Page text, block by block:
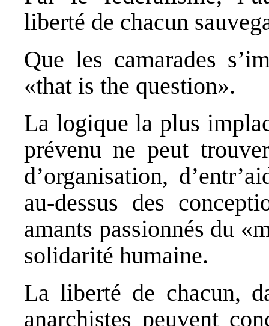
liberté de chacun
Que les camarades
«that is the question».
La logique la plus
prévenu ne peut
d’organisation,
au-dessus des
amants passionnés du
solidarité humaine.
La liberté de chacun,
anarchistes peuvent